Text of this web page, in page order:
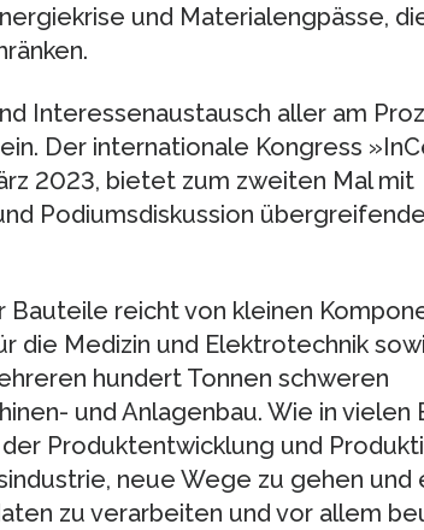
und Materialengpässe,
Interessenaustausch aller am
Der internationale Kongress
2023, bietet zum zweiten Mal mit
Podiumsdiskussion übergreifende
reicht von kleinen
die Medizin und Elektrotechnik
hundert Tonnen schweren
und Anlagenbau. Wie in vielen
Produktentwicklung und
neue Wege zu gehen und
zu verarbeiten und vor allem